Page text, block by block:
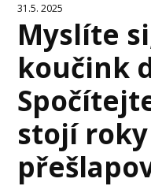
31.5. 2025
Myslíte
koučink
stojí roky